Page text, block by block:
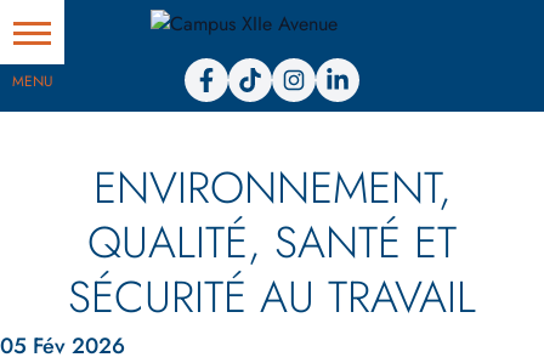
Facebook
TiktokInstagram
Linkedin
ENVIRONNEMENT,
QUALITÉ, SANTÉ ET
SÉCURITÉ AU TRAVAIL
05 Fév 2026